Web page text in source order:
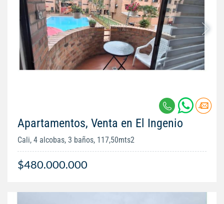
Apartamentos, Venta en El Ingenio
Cali, 4 alcobas, 3 baños, 117,50mts2
$480.000.000